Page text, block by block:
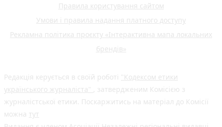
Правила користування сайтом
Умови і правила надання платного доступу
Рекламна політика проєкту «Інтерактивна мапа локальних
брендів»
Редакція керується в своїй роботі "Кодексом етики
українського журналіста" , затвердженим Комісією з
журналістської етики. Поскаржитись на матеріал до Комісії
можна тут